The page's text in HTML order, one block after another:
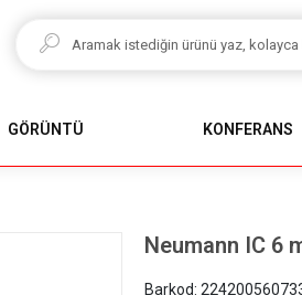
GÖRÜNTÜ KONFERANS
Neumann IC 6
Barkod: